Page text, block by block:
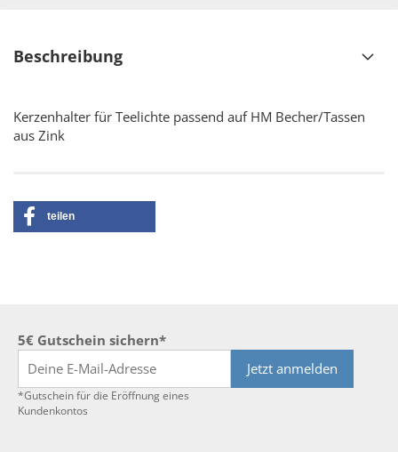
Beschreibung
Kerzenhalter für Teelichte passend auf HM Becher/Tassen
aus Zink
teilen
5€ Gutschein sichern*
Jetzt anmelden
*Gutschein für die Eröffnung eines
Kundenkontos